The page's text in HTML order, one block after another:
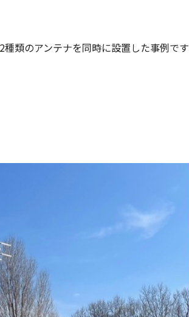
2種類のアンテナを同時に設置した事例です